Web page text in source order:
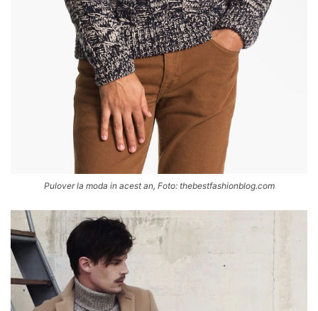
Pulover la moda in acest an, Foto: thebestfashionblog.com